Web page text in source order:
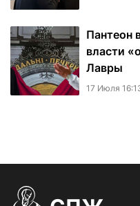
Пантеон
власти
Лавры
17 Июля